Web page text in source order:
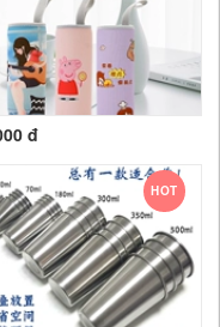
đ
HOT